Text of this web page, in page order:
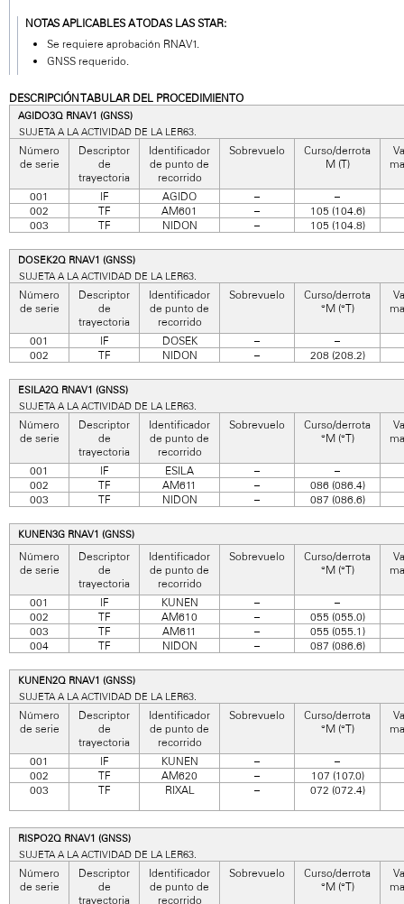
NOTAS APLICABLES A TODAS LAS STAR:
Se requiere aprobación RNAV1.
GNSS requerido.
DESCRIPCIÓN TABULAR DEL PROCEDIMIENTO
AGIDO3Q RNAV1 (GNSS)
SUJETA A LA ACTIVIDAD DE LA LER63.
Número
de serie
Descriptor
de
trayectoria
Identificador
de punto de
recorrido
Sobrevuelo
Curso/derrota
M (T)
001 IF AGIDO –
–
002
TF AM601 –
105 (104.6)
003
TF NIDON – 105 (104.8)
DOSEK2Q RNAV1 (GNSS)
SUJETA A LA ACTIVIDAD DE LA LER63.
Número
de serie
Descriptor
de
trayectoria
Identificador
de punto de
recorrido
Sobrevuelo
Curso/derrota
°M (°T)
001 IF DOSEK –
–
002
TF NIDON – 208 (208.2)
ESILA2Q RNAV1 (GNSS)
SUJETA A LA ACTIVIDAD DE LA LER63.
Número
de serie
Descriptor
de
trayectoria
Identificador
de punto de
recorrido
Sobrevuelo
Curso/derrota
°M (°T)
001 IF ESILA –
–
002
TF AM611 –
086 (086.4)
003
TF NIDON – 087 (086.6)
KUNEN3G RNAV1 (GNSS)
Número
de serie
Descriptor
de
trayectoria
Identificador
de punto de
recorrido
Sobrevuelo
Curso/derrota
°M (°T)
001 IF KUNEN –
–
002
TF AM610 –
055 (055.0)
003
TF AM611 –
055 (055.1)
004
TF NIDON – 087 (086.6)
KUNEN2Q RNAV1 (GNSS)
SUJETA A LA ACTIVIDAD DE LA LER63.
Número
de serie
Descriptor
de
trayectoria
Identificador
de punto de
recorrido
Sobrevuelo
Curso/derrota
°M (°T)
001 IF KUNEN –
–
002
TF AM620 –
107 (107.0)
003
TF RIXAL – 072 (072.4)
RISPO2Q RNAV1 (GNSS)
SUJETA A LA ACTIVIDAD DE LA LER63.
Número
de serie
Descriptor
de
trayectoria
Identificador
de punto de
recorrido
Sobrevuelo
Curso/derrota
°M (°T)